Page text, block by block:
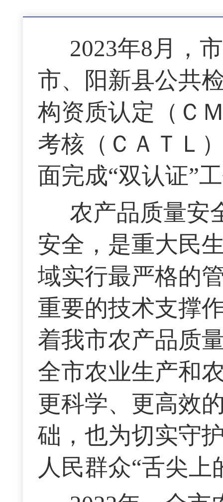
2023年8月，
市、阳新县公共
构资质认定（Ｃ
考核（ＣＡＴＬ
面完成“双认证”
农产品质量安
安全，是重大民
域实行最严格的
重要的技术支撑
着我市农产品质
全市农业生产和
更科学、更高效
础，也为切实守
人民群众“舌尖